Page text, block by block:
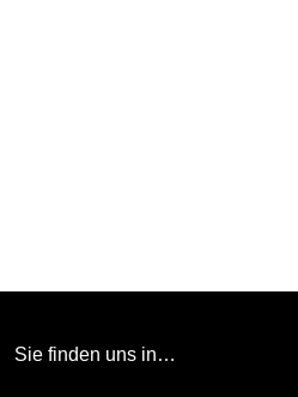
Sie finden uns in…